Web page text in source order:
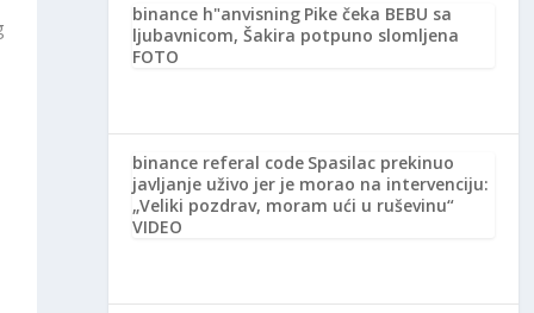
binance h"anvisning Pike čeka BEBU sa
ljubavnicom, Šakira potpuno slomljena
FOTO
binance referal code Spasilac prekinuo
javljanje uživo jer je morao na intervenciju:
„Veliki pozdrav, moram ući u ruševinu“
VIDEO